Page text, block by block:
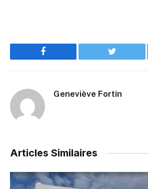
Facebook Twitter
Geneviève Fortin
Articles Similaires